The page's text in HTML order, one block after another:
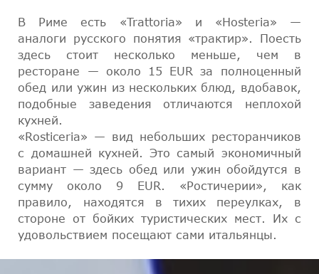
В Риме есть «Trattoria» и «Hosteria» —
аналоги русского понятия «трактир». Поесть
здесь стоит несколько меньше, чем в
ресторане — около 15 EUR за полноценный
обед или ужин из нескольких блюд, вдобавок,
подобные заведения отличаются неплохой
кухней.
«Rosticeria» — вид небольших ресторанчиков
с домашней кухней. Это самый экономичный
вариант — здесь обед или ужин обойдутся в
сумму около 9 EUR. «Ростичерии», как
правило, находятся в тихих переулках, в
стороне от бойких туристических мест. Их с
удовольствием посещают сами итальянцы.